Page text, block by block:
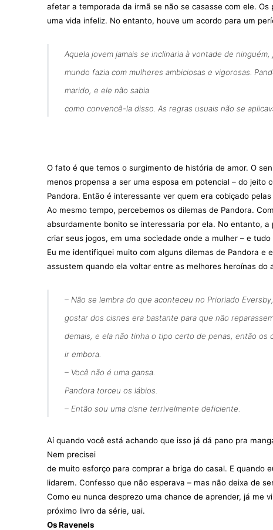
afetar a temporada da irmã se não se casasse com ele.
uma vida infeliz. No entanto, houve um acordo para um
Aquela jovem jamais se inclinaria à vontade de
mundo fazia com mulheres ambiciosas e vigorosas.
marido, e ele não sabia
como convencê-la disso. As regras usuais não se
O fato é que temos o surgimento de história de amor. O
menos propensa a ser uma esposa em potencial – do
Pandora. Então é interessante ver quem era cobiçado
Ao mesmo tempo, percebemos os dilemas de Pandora.
absurdamente bonito se interessaria por ela. No entanto,
criar seus jogos, em uma sociedade onde a mulher – e
Eu me identifiquei muito com alguns dilemas de Pandora
assustem quando ela voltar entre as melhores heroínas do
– Não se lembra do que aconteceu no Prioriado
gostar dos cisnes era bastante para que não
demais, e ela não tinha o tipo certo de penas, então os
ir embora.
– Você não é uma gansa.
Pandora torceu os lábios.
– Então sou uma cisne terrivelmente deficiente.
Aí quando você está achando que isso já dá pano pra
Nem precisei
de muito esforço para comprar a briga do casal. E quando
lidarem. Confesso que não esperava – mas não deixa de
Como eu nunca desprezo uma chance de aprender, já me
próximo livro da série, uai.
Os Ravenels